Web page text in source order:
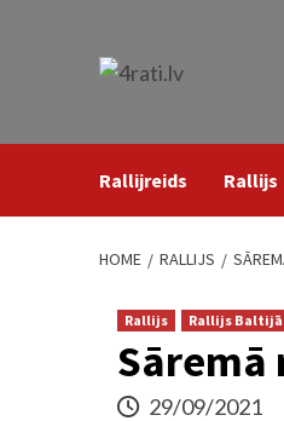
Rallijreids Rallijs
HOME RALLIJS
Rallijs Rallijs Baltijā
Sāremā
29/09/2021